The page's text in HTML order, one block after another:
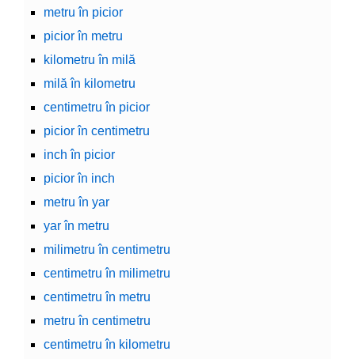
metru în picior
picior în metru
kilometru în milă
milă în kilometru
centimetru în picior
picior în centimetru
inch în picior
picior în inch
metru în yar
yar în metru
milimetru în centimetru
centimetru în milimetru
centimetru în metru
metru în centimetru
centimetru în kilometru